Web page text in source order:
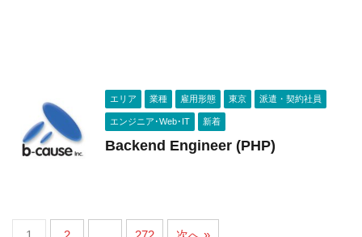
エリア 業種 雇用形態 東京 派遣・契約社員
エンジニア･Web･IT 新着
Backend Engineer (PHP)